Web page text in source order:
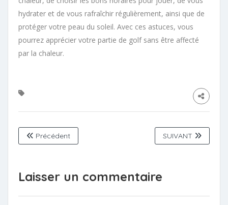
hydrater et de vous rafraîchir régulièrement, ainsi que de
protéger votre peau du soleil. Avec ces astuces, vous
pourrez apprécier votre partie de golf sans être affecté
par la chaleur.
Précédent SUIVANT
Laisser un commentaire